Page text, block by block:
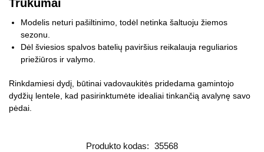
Trūkumai
Modelis neturi pašiltinimo, todėl netinka šaltuoju žiemos
sezonu.
Dėl šviesios spalvos batelių paviršius reikalauja reguliarios
priežiūros ir valymo.
Rinkdamiesi dydį, būtinai vadovaukitės pridedama gamintojo
dydžių lentele, kad pasirinktumėte idealiai tinkančią avalynę savo
pėdai.
Produkto kodas: 35568